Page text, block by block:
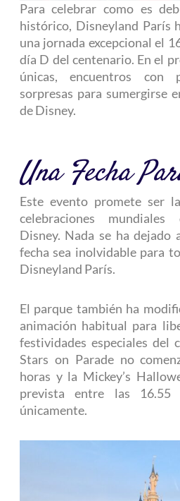
Para celebrar como es
histórico, Disneyland París
una jornada excepcional el
día D del centenario. En el
únicas, encuentros con
sorpresas para sumergirse
de Disney.
Una Fecha
Este evento promete ser
celebraciones
Disney. Nada se ha dejado
fecha sea inolvidable para
Disneyland París.
El parque también ha
animación habitual para
festividades especiales del
Stars on Parade no
horas y la Mickey’s
prevista entre las
únicamente.